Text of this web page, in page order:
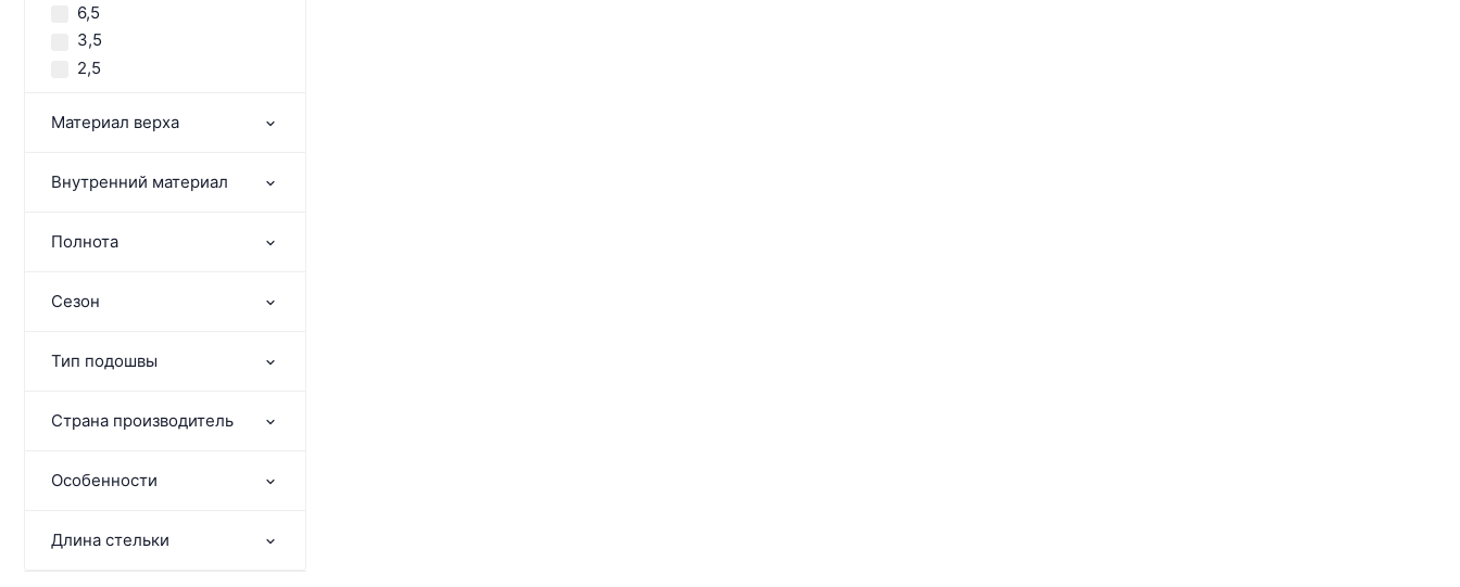
6,5
3,5
2,5
Материал верха
Внутренний материал
Полнота
Сезон
Тип подошвы
Страна производитель
Особенности
Длина стельки